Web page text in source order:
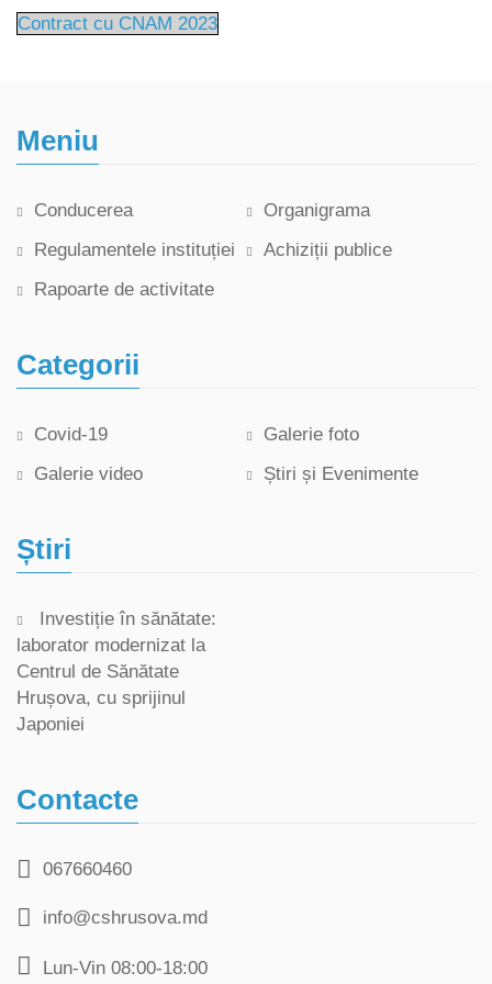
Contract cu CNAM 2023
Meniu
Conducerea
Organigrama
Regulamentele instituției
Achiziții publice
Rapoarte de activitate
Categorii
Covid-19
Galerie foto
Galerie video
Știri și Evenimente
Știri
Investiție în sănătate:
laborator modernizat la
Centrul de Sănătate
Hrușova, cu sprijinul
Japoniei
Contacte
067660460
info@cshrusova.md
Lun-Vin 08:00-18:00